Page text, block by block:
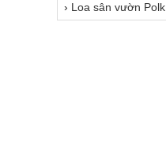
› Loa sân vườn Polk